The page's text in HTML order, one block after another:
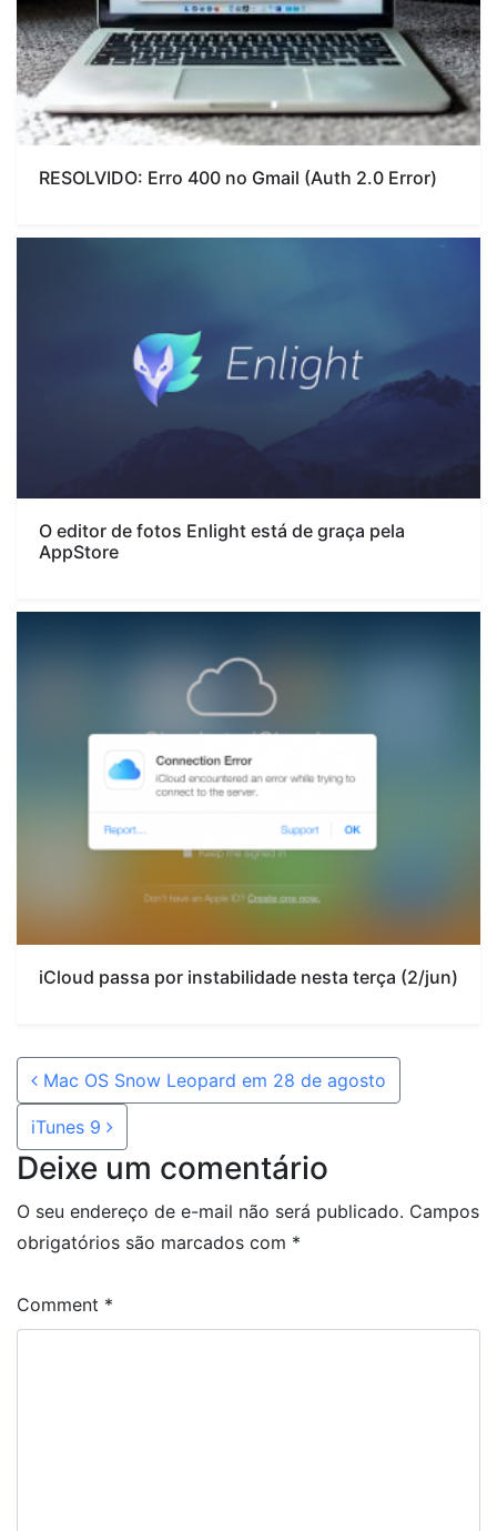
RESOLVIDO: Erro 400 no Gmail (Auth 2.0 Error)
O editor de fotos Enlight está de graça pela
AppStore
iCloud passa por instabilidade nesta terça (2/jun)
Post navigation
Mac OS Snow Leopard em 28 de agosto
iTunes 9
Deixe um comentário
O seu endereço de e-mail não será publicado. Campos
obrigatórios são marcados com *
Comment *